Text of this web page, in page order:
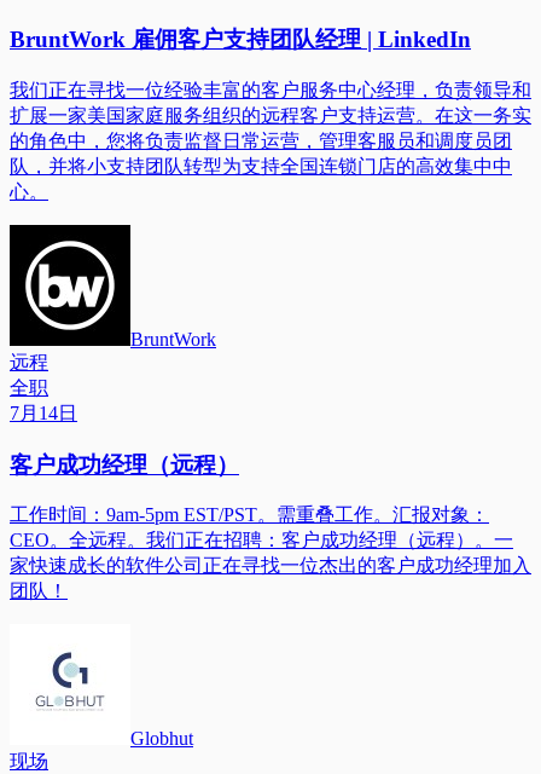
BruntWork 雇佣客户支持团队经理 | LinkedIn
我们正在寻找一位经验丰富的客户服务中心经理，负责领导和
扩展一家美国家庭服务组织的远程客户支持运营。在这一务实
的角色中，您将负责监督日常运营，管理客服员和调度员团
队，并将小支持团队转型为支持全国连锁门店的高效集中中
心。
BruntWork
远程
全职
7月14日
客户成功经理（远程）
工作时间：9am-5pm EST/PST。需重叠工作。汇报对象：
CEO。全远程。我们正在招聘：客户成功经理（远程）。一
家快速成长的软件公司正在寻找一位杰出的客户成功经理加入
团队！
Globhut
现场